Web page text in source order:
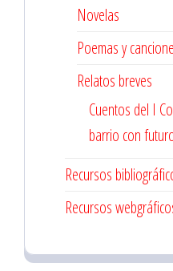
Novelas
Poemas y
Relatos breves
Cuentos del I
barrio con
Recursos
Recursos